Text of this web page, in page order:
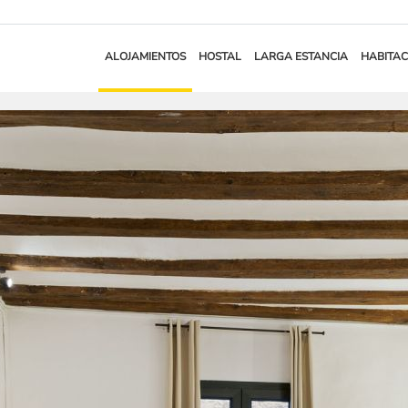
ALOJAMIENTOS HOSTAL LARGA ESTANCIA